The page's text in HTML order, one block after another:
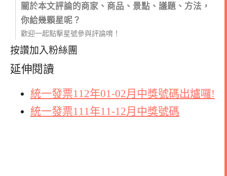
關於本文評論的商家、商品、景點、議題、方法，
你給幾顆星呢？
歡迎一起點擊星號參與評論唷！
按讚加入粉絲團
延伸閱讀
統一發票112年01-02月中獎號碼出爐囉!
統一發票111年11-12月中獎號碼